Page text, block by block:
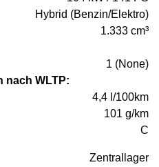
Hybrid (Benzin/Elektro)
1.333 cm³
1 (None)
nach WLTP:
4,4 l/100km
101 g/km
C
Zentrallager